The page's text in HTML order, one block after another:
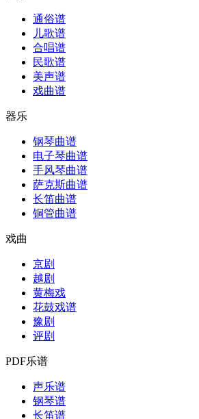
通俗谱
儿歌谱
合唱谱
民歌谱
美声谱
戏曲谱
器乐
钢琴曲谱
电子琴曲谱
手风琴曲谱
萨克斯曲谱
长笛曲谱
铜管曲谱
戏曲
京剧
越剧
黄梅戏
花鼓戏谱
豫剧
评剧
PDF乐谱
声乐谱
钢琴谱
长笛谱